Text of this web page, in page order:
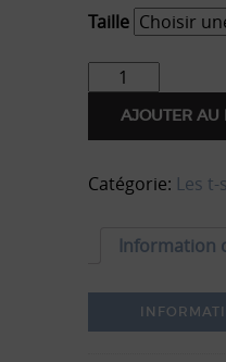
Taille
quantité
de
Shirt
-
AJOUTER AU
Catégorie: Les
Information